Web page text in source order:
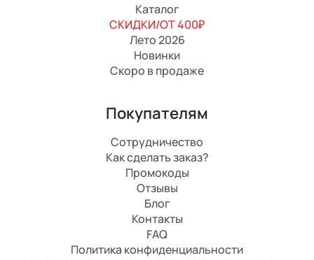
Каталог
СКИДКИ/ОТ 400₽
Лето 2026
Новинки
Скоро в продаже
Покупателям
Сотрудничество
Как сделать заказ?
Промокоды
Отзывы
Блог
Контакты
FAQ
Политика конфиденциальности